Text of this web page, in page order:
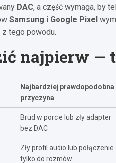
DAC, a część wymaga, by
Samsung i Google Pixel
z tego powodu.
najpierw —
Najbardziej prawdopodobna
przyczyna
Brud w porcie lub zły adapter
bez DAC
Zły profil audio lub połączenie
tylko do rozmów